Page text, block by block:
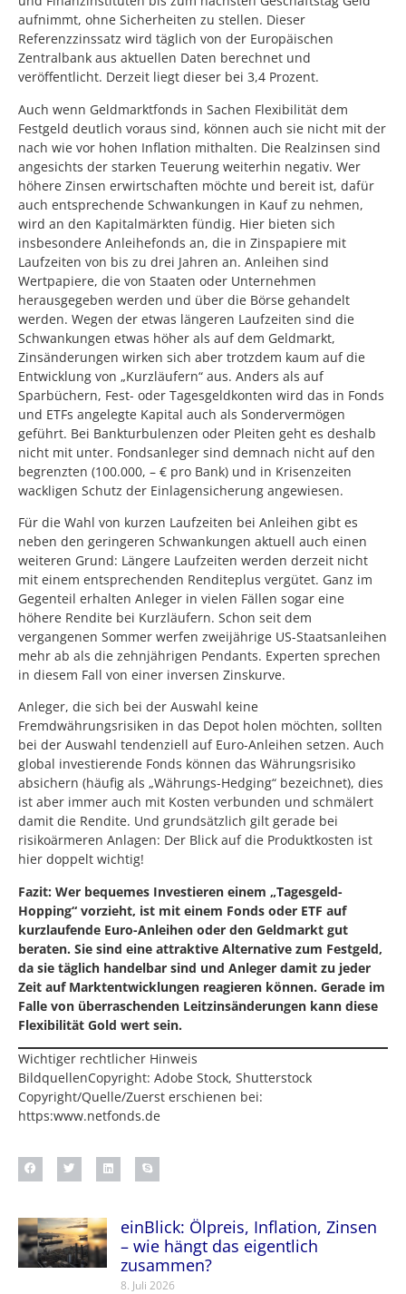
aufnimmt, ohne Sicherheiten zu stellen. Dieser
Referenzzinssatz wird täglich von der Europäischen
Zentralbank aus aktuellen Daten berechnet und
veröffentlicht. Derzeit liegt dieser bei 3,4 Prozent.
Auch wenn Geldmarktfonds in Sachen Flexibilität dem
Festgeld deutlich voraus sind, können auch sie nicht mit der
nach wie vor hohen Inflation mithalten. Die Realzinsen sind
angesichts der starken Teuerung weiterhin negativ. Wer
höhere Zinsen erwirtschaften möchte und bereit ist, dafür
auch entsprechende Schwankungen in Kauf zu nehmen,
wird an den Kapitalmärkten fündig. Hier bieten sich
insbesondere Anleihefonds an, die in Zinspapiere mit
Laufzeiten von bis zu drei Jahren an. Anleihen sind
Wertpapiere, die von Staaten oder Unternehmen
herausgegeben werden und über die Börse gehandelt
werden. Wegen der etwas längeren Laufzeiten sind die
Schwankungen etwas höher als auf dem Geldmarkt,
Zinsänderungen wirken sich aber trotzdem kaum auf die
Entwicklung von „Kurzläufern“ aus. Anders als auf
Sparbüchern, Fest- oder Tagesgeldkonten wird das in Fonds
und ETFs angelegte Kapital auch als Sondervermögen
geführt. Bei Bankturbulenzen oder Pleiten geht es deshalb
nicht mit unter. Fondsanleger sind demnach nicht auf den
begrenzten (100.000, – € pro Bank) und in Krisenzeiten
wackligen Schutz der Einlagensicherung angewiesen.
Für die Wahl von kurzen Laufzeiten bei Anleihen gibt es
neben den geringeren Schwankungen aktuell auch einen
weiteren Grund: Längere Laufzeiten werden derzeit nicht
mit einem entsprechenden Renditeplus vergütet. Ganz im
Gegenteil erhalten Anleger in vielen Fällen sogar eine
höhere Rendite bei Kurzläufern. Schon seit dem
vergangenen Sommer werfen zweijährige US-Staatsanleihen
mehr ab als die zehnjährigen Pendants. Experten sprechen
in diesem Fall von einer inversen Zinskurve.
Anleger, die sich bei der Auswahl keine
Fremdwährungsrisiken in das Depot holen möchten, sollten
bei der Auswahl tendenziell auf Euro-Anleihen setzen. Auch
global investierende Fonds können das Währungsrisiko
absichern (häufig als „Währungs-Hedging“ bezeichnet), dies
ist aber immer auch mit Kosten verbunden und schmälert
damit die Rendite. Und grundsätzlich gilt gerade bei
risikoärmeren Anlagen: Der Blick auf die Produktkosten ist
hier doppelt wichtig!
Fazit: Wer bequemes Investieren einem „Tagesgeld-
Hopping“ vorzieht, ist mit einem Fonds oder ETF auf
kurzlaufende Euro-Anleihen oder den Geldmarkt gut
beraten. Sie sind eine attraktive Alternative zum Festgeld,
da sie täglich handelbar sind und Anleger damit zu jeder
Zeit auf Marktentwicklungen reagieren können. Gerade im
Falle von überraschenden Leitzinsänderungen kann diese
Flexibilität Gold wert sein.
Wichtiger rechtlicher Hinweis
BildquellenCopyright: Adobe Stock, Shutterstock
Copyright/Quelle/Zuerst erschienen bei:
https:www.netfonds.de
einBlick: Ölpreis, Inflation, Zinsen
– wie hängt das eigentlich
zusammen?
8. Juli 2026